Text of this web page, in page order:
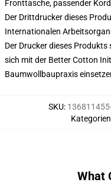
Fronttasche, passender
Der Drittdrucker dieses
Internationalen
Der Drucker dieses
sich mit der Better Cotton
Baumwollbaupraxis
SKU:
Kategorien
What